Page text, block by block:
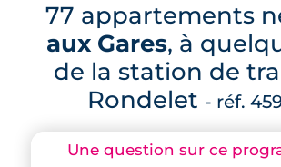
Une question sur ce
77 appartements
aux Gares, à
de la station de
Rondelet - réf.